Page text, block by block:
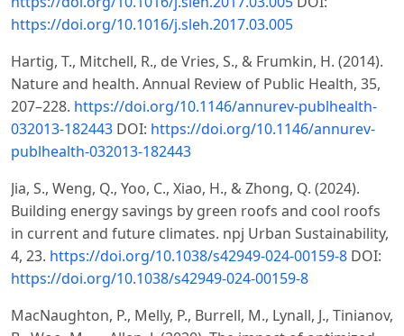
https://doi.org/10.1016/j.sleh.2017.03.005
Hartig, T., Mitchell, R., de Vries, S., & Frumkin, H. (2014).
Nature and health. Annual Review of Public Health, 35,
207–228. https://doi.org/10.1146/annurev-publhealth-
032013-182443 DOI: https://doi.org/10.1146/annurev-
publhealth-032013-182443
Jia, S., Weng, Q., Yoo, C., Xiao, H., & Zhong, Q. (2024).
Building energy savings by green roofs and cool roofs
in current and future climates. npj Urban Sustainability,
4, 23. https://doi.org/10.1038/s42949-024-00159-8 DOI:
https://doi.org/10.1038/s42949-024-00159-8
MacNaughton, P., Melly, P., Burrell, M., Lynall, J., Tinianov,